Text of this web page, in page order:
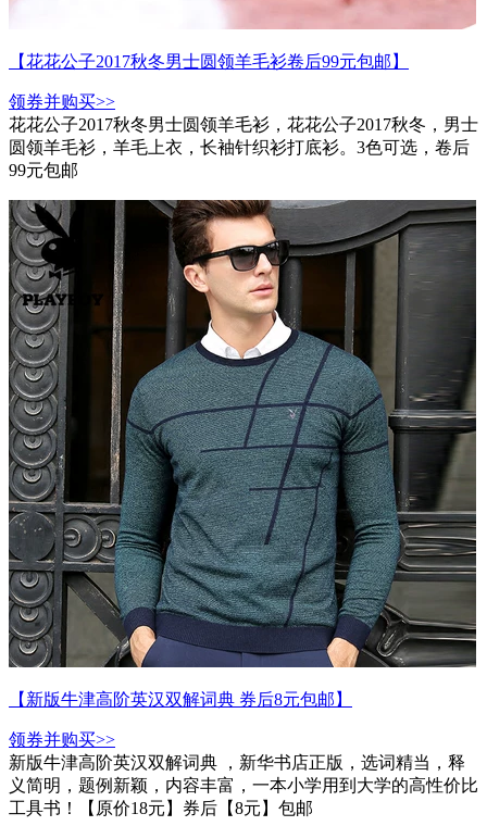
【花花公子2017秋冬男士圆领羊毛衫卷后99元包邮】
领券并购买>>
花花公子2017秋冬男士圆领羊毛衫，花花公子2017秋冬，男士
圆领羊毛衫，羊毛上衣，长袖针织衫打底衫。3色可选，卷后
99元包邮
【新版牛津高阶英汉双解词典 券后8元包邮】
领券并购买>>
新版牛津高阶英汉双解词典 ，新华书店正版，选词精当，释
义简明，题例新颖，内容丰富，一本小学用到大学的高性价比
工具书！【原价18元】券后【8元】包邮